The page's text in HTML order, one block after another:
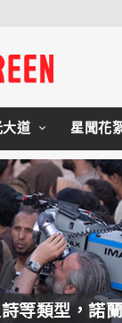
道 星聞花
等類型，諾